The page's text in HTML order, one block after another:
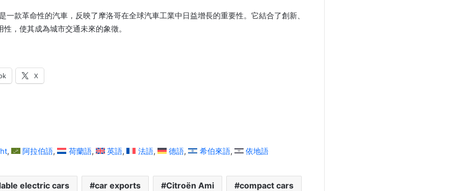
一款革命性的汽車，反映了摩洛哥在全球汽車工業中日益增長的重要性。它結合了創新、
性，使其成為城市交通未來的象徵。
X
阿拉伯語 荷蘭語 英語 法語 德語 希伯來語 依地語
electric cars car exports Citroën Ami compact cars